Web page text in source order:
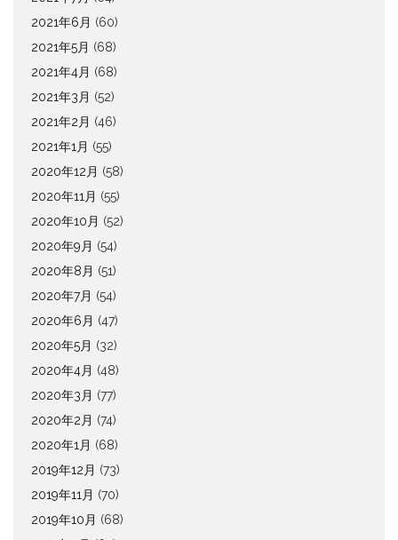
2021年6月 (60)
2021年5月 (68)
2021年4月 (68)
2021年3月 (52)
2021年2月 (46)
2021年1月 (55)
2020年12月 (58)
2020年11月 (55)
2020年10月 (52)
2020年9月 (54)
2020年8月 (51)
2020年7月 (54)
2020年6月 (47)
2020年5月 (32)
2020年4月 (48)
2020年3月 (77)
2020年2月 (74)
2020年1月 (68)
2019年12月 (73)
2019年11月 (70)
2019年10月 (68)